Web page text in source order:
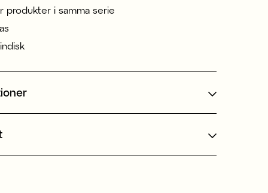
produkter i samma serie